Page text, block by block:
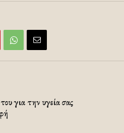
για την υγεία σας